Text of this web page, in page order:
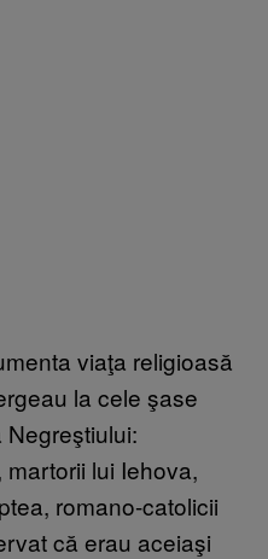
viaţa religioasă
la cele şase
lui Iehova,
romano-catolicii
că erau aceiaşi